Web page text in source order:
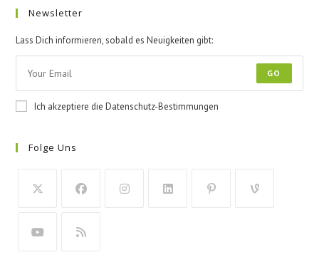
Newsletter
Lass Dich informieren, sobald es Neuigkeiten gibt:
GO
Ich akzeptiere die Datenschutz-Bestimmungen
Folge Uns